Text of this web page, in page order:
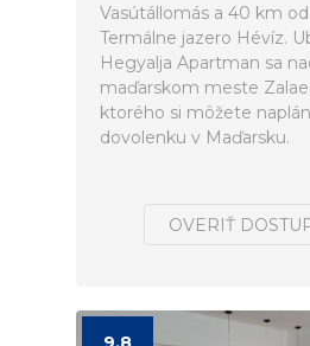
Vasútállomás a 40 km
Termálne jazero Hévíz.
Hegyalja Apartman sa
maďarskom meste
ktorého si môžete
dovolenku v Maďarsku.
OVERIŤ